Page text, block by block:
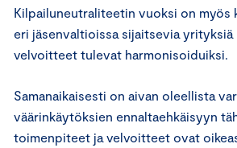
Kilpailuneutraliteetin vuoksi on myös
eri jäsenvaltioissa sijaitsevia yrityksiä
velvoitteet tulevat harmonisoiduiksi.
Samanaikaisesti on aivan oleellista
väärinkäytöksien ennaltaehkäisyyn
toimenpiteet ja velvoitteet ovat